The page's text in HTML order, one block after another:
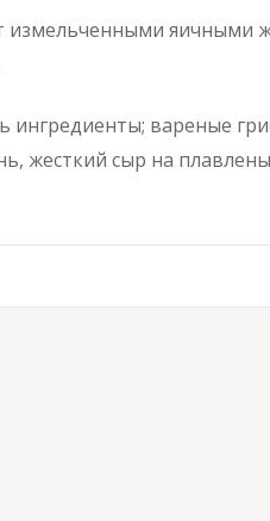
измельченными яичными
ингредиенты; вареные
жесткий сыр на